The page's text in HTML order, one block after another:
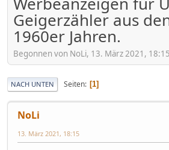
Geigerzähler aus
1960er Jahren.
Begonnen von NoLi, 13. März 2021, 18:15
NACH UNTEN Seiten 1
NoLi
13. März 2021, 18:15